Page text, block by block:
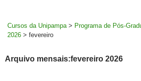
Cursos da Unipampa > Programa de Pós-
2026 > fevereiro
Arquivo mensais:fevereiro 2026